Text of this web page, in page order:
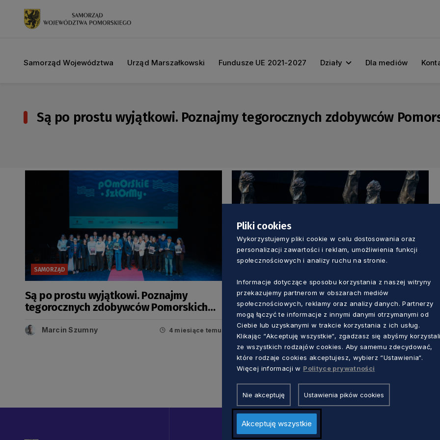
Samorząd Województwa Urząd Marszałkowski Fundusze UE 2021-2027 Działy Dla mediów
Są po prostu wyjątkowi. Poznajmy tegorocznych zdobywców
SAMORZĄD
Są po prostu wyjątkowi. Poznajmy
tegorocznych zdobywców Pomorskich
Marcin Szumny 4 miesiące temu
SAMORZĄD
Razem możemy wybrać zwycięzców!
Głosowanie na Pomorskie Sztormy
właśnie się rozpoczęło
Marcin Szumny 5 miesięcy temu
Pliki cookies
Wykorzystujemy pliki cookie w celu dostosowania oraz
personalizacji zawartości i reklam, umożliwienia funkcji
społecznościowych i analizy ruchu na stronie.
Informacje dotyczące sposobu korzystania z naszej witryny
przekazujemy partnerom w obszarach mediów
społecznościowych, reklamy oraz analizy danych. Partnerzy
mogą łączyć te informacje z innymi danymi otrzymanymi od
Ciebie lub uzyskanymi w trakcie korzystania z ich usług.
Klikając “Akceptuję wszystkie“, zgadzasz się abyśmy
ze wszystkich rodzajów cookies. Aby samemu zdecydować,
które rodzaje cookies akceptujesz, wybierz “Ustawienia“.
Więcej informacji w Polityce prywatności
Nie akceptuję Ustawienia pików cookies
Akceptuję wszystkie